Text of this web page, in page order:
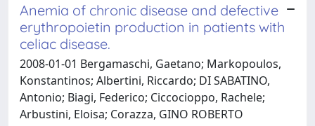
Anemia of chronic disease and defective
erythropoietin production in patients with
celiac disease.
2008-01-01 Bergamaschi, Gaetano; Markopoulos,
Konstantinos; Albertini, Riccardo; DI SABATINO,
Antonio; Biagi, Federico; Ciccocioppo, Rachele;
Arbustini, Eloisa; Corazza, GINO ROBERTO